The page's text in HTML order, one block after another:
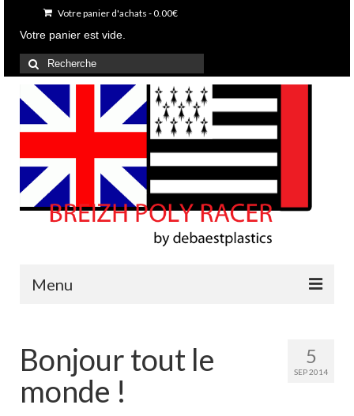
Votre panier d'achats -0.00€
Votre panier est vide.
Rechercher
:
Menu
Boutique
Projets en cours
5
SEP 2014
Bonjour tout le
monde !